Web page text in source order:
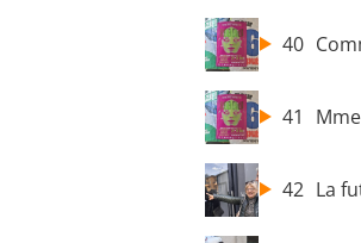
40
41
42 La